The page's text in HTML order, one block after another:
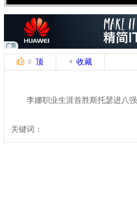
0 顶 收藏
李娜职业生涯首胜斯托瑟进八强
关键词：